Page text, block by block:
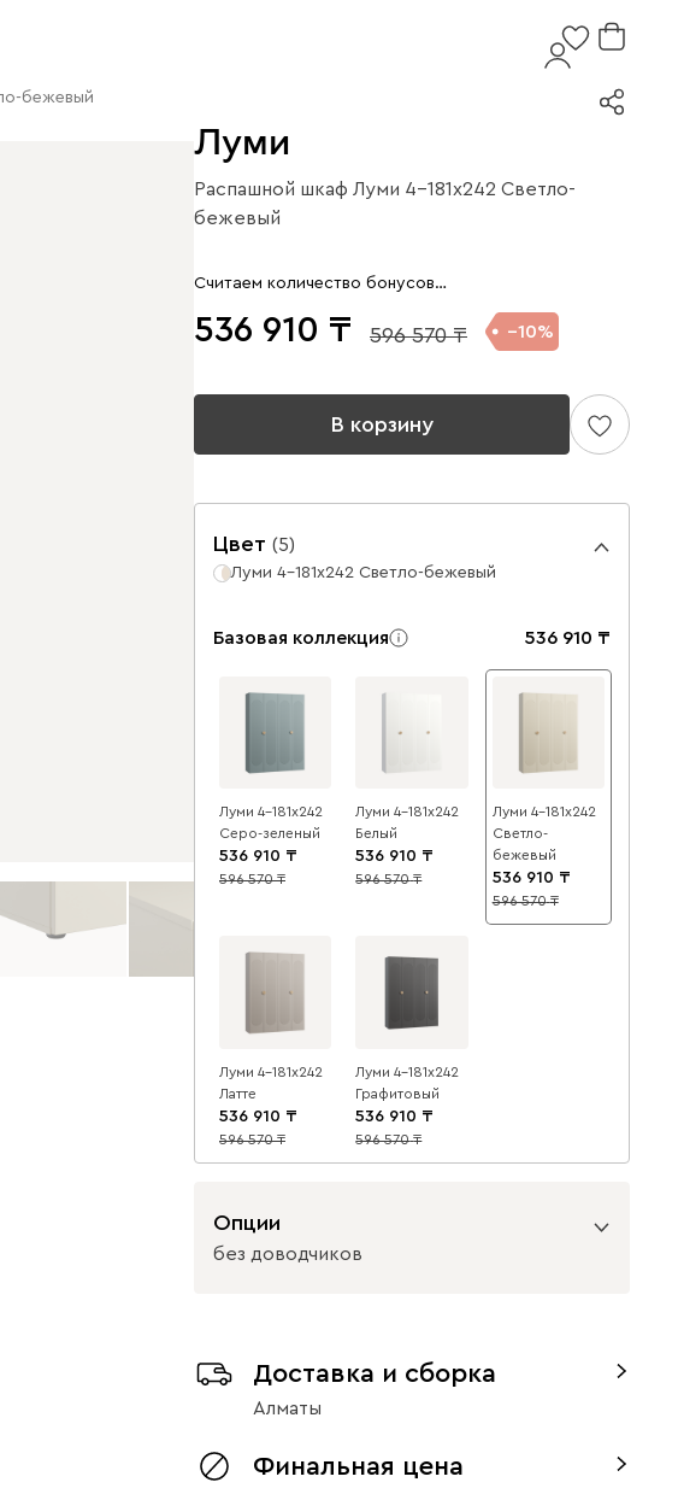
бежевый
Луми
Распашной шкаф Луми 4-181x242 Светло-
бежевый
Считаем количество бонусов…
536 910 596 570 10
В корзину
Цвет (5)
Луми 4-181x242 Светло-бежевый
Базовая коллекция 536 910
Луми 4-181x242
Серо-зеленый
536 910
10
596 570
Луми 4-181x242
Белый
536 910
10
596 570
Луми 4-181x242
Светло-
бежевый
536 910
10
596 570
Луми 4-181x242
Латте
536 910
10
596 570
Луми 4-181x242
Графитовый
536 910
10
596 570
Опции
без доводчиков
без доводчиков с доводчиками
Доставка и сборка
Алматы
Финальная цена